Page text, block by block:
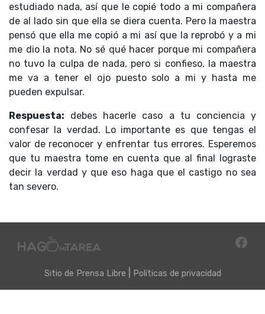
estudiado nada, así que le copié todo a mi compañera
de al lado sin que ella se diera cuenta. Pero la maestra
pensó que ella me copió a mi así que la reprobó y a mi
me dio la nota. No sé qué hacer porque mi compañera
no tuvo la culpa de nada, pero si confieso, la maestra
me va a tener el ojo puesto solo a mi y hasta me
pueden expulsar.
Respuesta: debes hacerle caso a tu conciencia y
confesar la verdad. Lo importante es que tengas el
valor de reconocer y enfrentar tus errores. Esperemos
que tu maestra tome en cuenta que al final lograste
decir la verdad y que eso haga que el castigo no sea
tan severo.
Sitio de Prensa Libre Políticas de privacidad